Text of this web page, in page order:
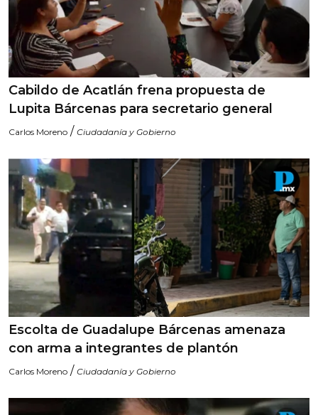
Cabildo de Acatlán frena propuesta de
Lupita Bárcenas para secretario general
Carlos Moreno / Ciudadanía y Gobierno
Escolta de Guadalupe Bárcenas amenaza
con arma a integrantes de plantón
Carlos Moreno / Ciudadanía y Gobierno